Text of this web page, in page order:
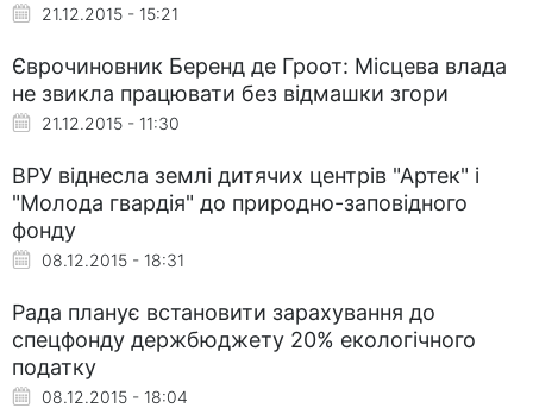
21.12.2015 - 15:21
Єврочиновник Беренд де Гроот: Місцева влада
не звикла працювати без відмашки згори
21.12.2015 - 11:30
ВРУ віднесла землі дитячих центрів "Артек" і
"Молода гвардія" до природно-заповідного
фонду
08.12.2015 - 18:31
Рада планує встановити зарахування до
спецфонду держбюджету 20% екологічного
податку
08.12.2015 - 18:04